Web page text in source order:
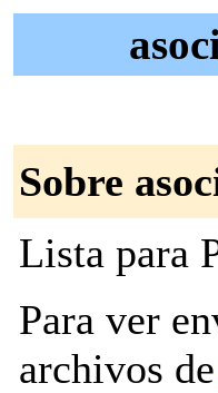
Sobre
Lista para
Para ver
archivos de